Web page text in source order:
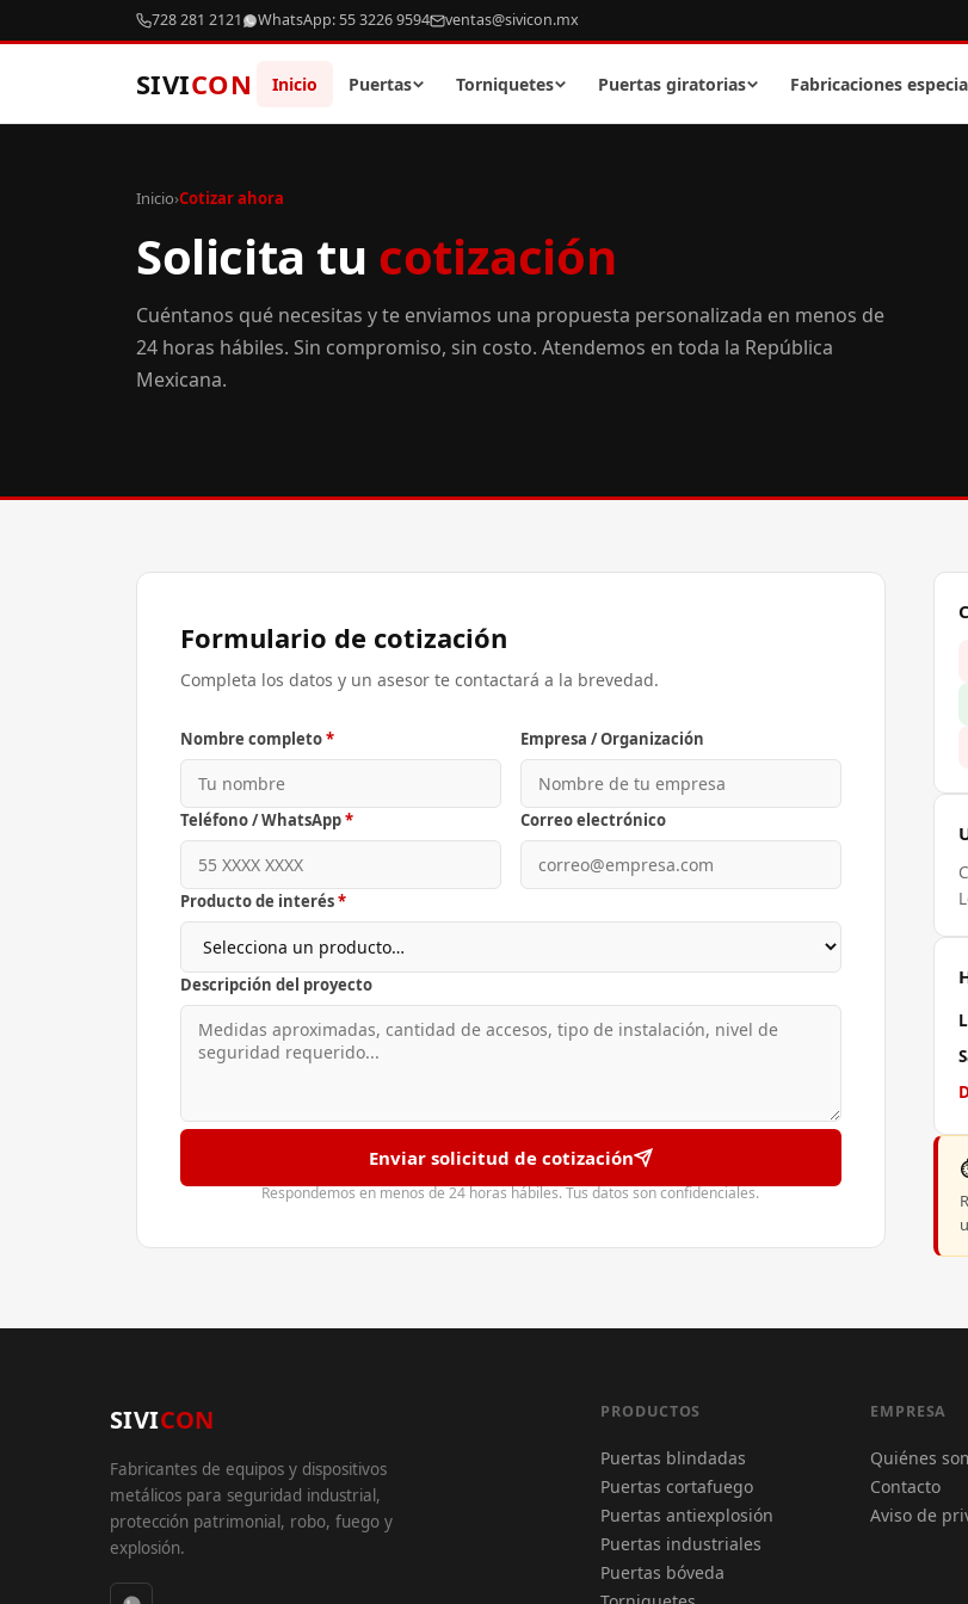
728 281 2121 WhatsApp: 55 3226 9594 ventas@sivicon.mx
SIVICON Inicio Puertas Torniquetes Puertas giratorias Fabricaciones
Inicio›Cotizar ahora
Solicita tu cotización
Cuéntanos qué necesitas y te enviamos una propuesta personalizada en menos de
24 horas hábiles. Sin compromiso, sin costo. Atendemos en toda la República
Mexicana.
Formulario de cotización
Completa los datos y un asesor te contactará a la brevedad.
Nombre completo* Empresa / Organización
Teléfono / WhatsApp* Correo electrónico
Producto de interés*
Descripción del proyecto
Enviar solicitud de cotización
Respondemos en menos de 24 horas hábiles. Tus datos son confidenciales.
SIVICON
Fabricantes de equipos y dispositivos
metálicos para seguridad industrial,
protección patrimonial, robo, fuego y
explosión.
PRODUCTOS
Puertas blindadas
Puertas cortafuego
Puertas antiexplosión
Puertas industriales
Puertas bóveda
EMPRESA
Quiénes
Contacto
Aviso de